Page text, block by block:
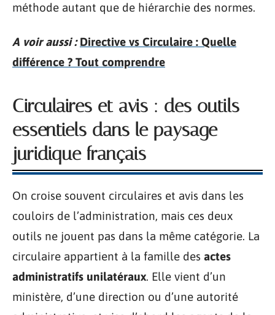
méthode autant que de hiérarchie des normes.
A voir aussi : Directive vs Circulaire : Quelle
différence ? Tout comprendre
Circulaires et avis : des outils
essentiels dans le paysage
juridique français
On croise souvent circulaires et avis dans les
couloirs de l’administration, mais ces deux
outils ne jouent pas dans la même catégorie. La
circulaire appartient à la famille des actes
administratifs unilatéraux. Elle vient d’un
ministère, d’une direction ou d’une autorité